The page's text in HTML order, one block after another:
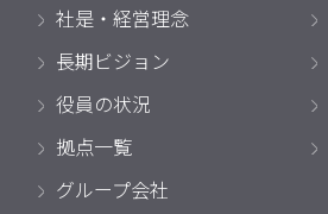
社是・経営理念
長期ビジョン
役員の状況
拠点一覧
グループ会社